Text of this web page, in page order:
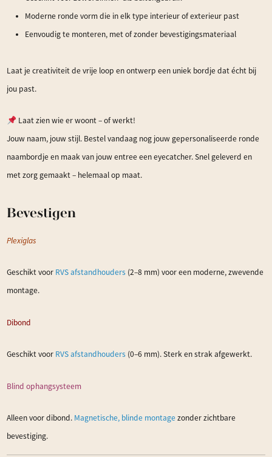
Moderne ronde vorm die in elk type interieur of exterieur past
Eenvoudig te monteren, met of zonder bevestigingsmateriaal
Laat je creativiteit de vrije loop en ontwerp een uniek bordje dat écht bij
jou past.
Laat zien wie er woont – of werkt!
Jouw naam, jouw stijl. Bestel vandaag nog jouw gepersonaliseerde ronde
naambordje en maak van jouw entree een eyecatcher. Snel geleverd en
met zorg gemaakt – helemaal op maat.
Bevestigen
Plexiglas
Geschikt voor RVS afstandhouders (2–8 mm) voor een moderne, zwevende
montage.
Dibond
Geschikt voor RVS afstandhouders (0–6 mm). Sterk en strak afgewerkt.
Blind ophangsysteem
Alleen voor dibond. Magnetische, blinde montagezonder zichtbare
bevestiging.